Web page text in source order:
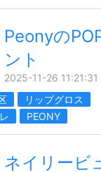
Peonyの
ント
2025-11-26 11:21:31
リップグロス
PEONY
ネイリービ